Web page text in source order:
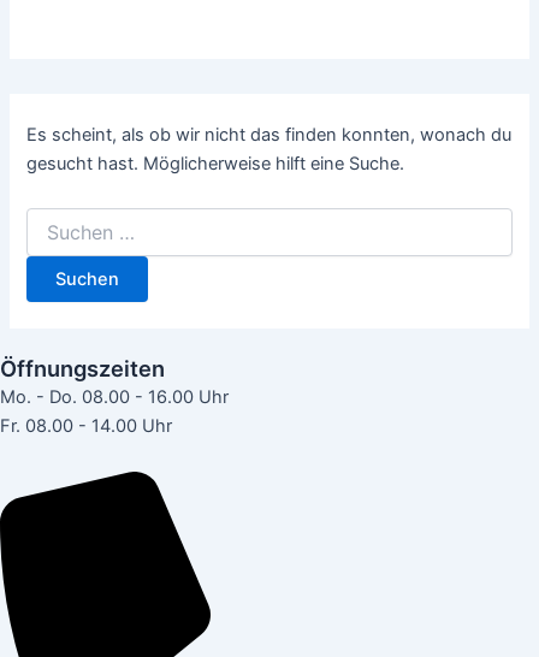
Es scheint, als ob wir nicht das finden konnten, wonach du
gesucht hast. Möglicherweise hilft eine Suche.
Öffnungszeiten
Mo. - Do. 08.00 - 16.00 Uhr
Fr. 08.00 - 14.00 Uhr